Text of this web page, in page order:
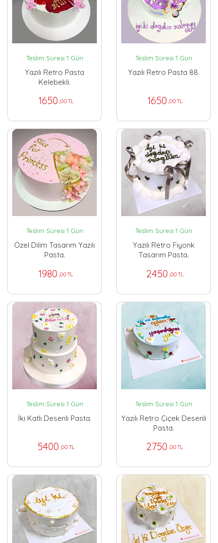
Teslim Süresi 1 Gün
Yazılı Retro Pasta
Kelebekli.
1650 ,00 TL
Teslim Süresi 1 Gün
Yazılı Retro Pasta 88.
1650 ,00 TL
Teslim Süresi 1 Gün
Özel Dilim Tasarım Yazılı
Pasta.
1980 ,00 TL
Teslim Süresi 1 Gün
Yazılı Retro Fiyonk
Tasarım Pasta.
2450 ,00 TL
Teslim Süresi 1 Gün
İki Katlı Desenli Pasta.
5400 ,00 TL
Teslim Süresi 1 Gün
Yazılı Retro Çiçek Desenli
Pasta.
2750 ,00 TL